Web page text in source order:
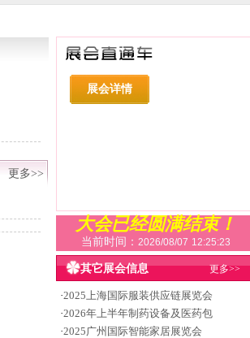
更多>>
展会详情
大会已经圆满结束！
当前时间： 2026/08/07 12:25:23
其它展会信息 更多>>
·2025上海国际服装供应链展览会
·2026年上半年制药设备及医药包
·2025广州国际智能家居展览会